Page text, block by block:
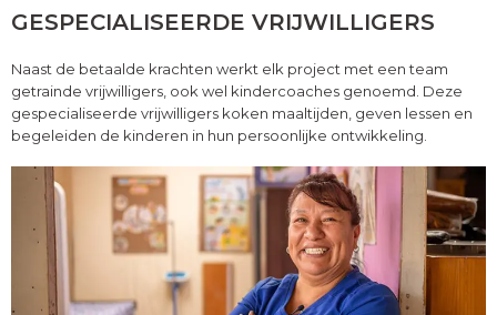
GESPECIALISEERDE VRIJWILLIGERS
Naast de betaalde krachten werkt elk project met een team
getrainde vrijwilligers, ook wel kindercoaches genoemd. Deze
gespecialiseerde vrijwilligers koken maaltijden, geven lessen en
begeleiden de kinderen in hun persoonlijke ontwikkeling.